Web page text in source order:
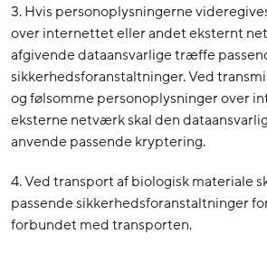
3. Hvis personoplysningerne
over internettet eller andet eksternt
afgivende dataansvarlige træffe
sikkerhedsforanstaltninger. Ved
og følsomme personoplysninger over
eksterne netværk skal den
anvende passende kryptering.
4. Ved transport af biologisk materiale
passende sikkerhedsforanstaltninger
forbundet med transporten.